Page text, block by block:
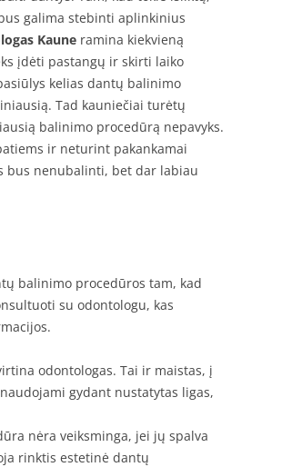
galima stebinti aplinkinius
Kaune ramina kiekvieną
įdėti pastangų ir skirti laiko
kelias dantų balinimo
Tad kauniečiai turėtų
balinimo procedūrą nepavyks.
ir neturint pakankamai
bus nenubalinti, bet dar labiau
balinimo procedūros tam, kad
su odontologu, kas
odontologas. Tai ir maistas, į
gydant nustatytas ligas,
nėra veiksminga, jei jų spalva
rinktis estetinė dantų